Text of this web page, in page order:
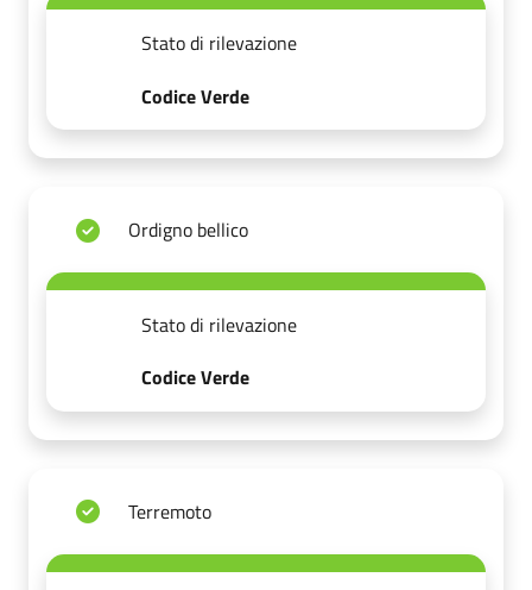
Stato di rilevazione
Codice Verde
Ordigno bellico
Stato di rilevazione
Codice Verde
Terremoto